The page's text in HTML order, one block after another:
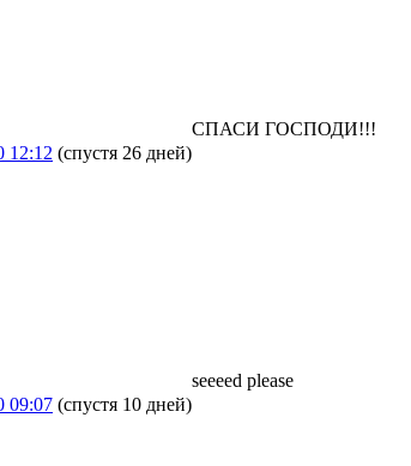
12:12 (спустя 26 дней)
СПАСИ ГОСПОДИ!!!
09:07 (спустя 10 дней)
seeeed please